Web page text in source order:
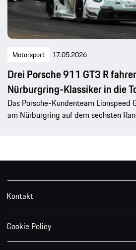
Motorsport 17.05.2026
Drei Porsche 911 GT3 R
Nürburgring-Klassiker in die
Das Porsche-Kundenteam Lionspeed
am Nürburgring auf dem sechsten
Kontakt
Cookie Policy